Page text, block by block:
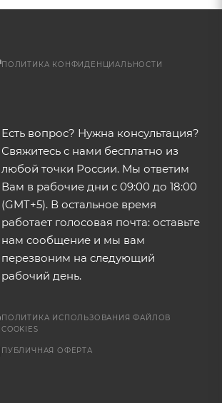
ПОЛИТИКА КОНФИДЕНЦИАЛЬНОСТИ
Есть вопрос? Нужна консультация?
Свяжитесь с нами бесплатно из
любой точки России. Мы ответим
Вам в рабочие дни с 09:00 до 18:00
(GMT+5). В остальное время
работает голосовая почта: оставьте
нам сообщение и мы вам
перезвоним на следующий
рабочий день.
ПОЛИТИКА ИСПОЛЬЗОВАНИЯ ФАЙЛОВ
COOKIES
ПУБЛИЧНАЯ ОФЕРТА